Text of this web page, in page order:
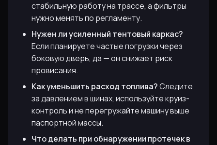
стабильную работу на трассе, а фильтры
нужно менять по регламенту.
Нужен ли усиленный тентовый каркас?
Если планируете частые погрузки через
боковую дверь, да — он снижает риск
провисания.
Как уменьшить расход топлива?Следите
за давлением в шинах, используйте круиз-
контроль и не перегружайте машину выше
паспортной массы.
Что делать при обнаружении протечек в